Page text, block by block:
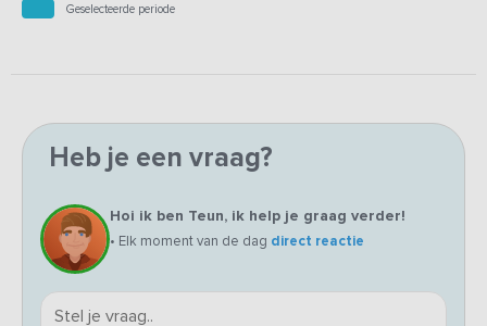
Geselecteerde periode
Heb je een vraag?
Hoi ik ben Teun, ik help je graag verder!
• Elk moment van de dag direct reactie